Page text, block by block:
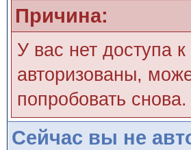
Причина:
У вас нет доступа
авторизованы,
попробовать снова.
Сейчас вы не